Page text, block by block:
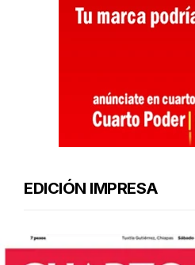
EDICIÓN IMPRESA